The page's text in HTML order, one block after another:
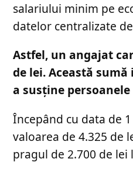
salariului minim pe
datelor centralizate de
Astfel, un angajat
de lei. Această
a susține
Începând cu data de
valoarea de 4.325 de
pragul de 2.700 de lei